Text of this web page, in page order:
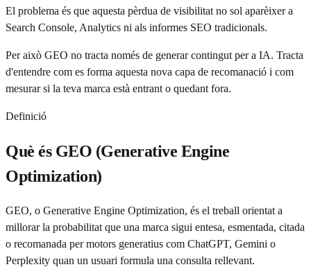
El problema és que aquesta pèrdua de visibilitat no sol aparèixer a
Search Console, Analytics ni als informes SEO tradicionals.
Per això GEO no tracta només de generar contingut per a IA. Tracta
d'entendre com es forma aquesta nova capa de recomanació i com
mesurar si la teva marca està entrant o quedant fora.
Definició
Què és GEO (Generative Engine
Optimization)
GEO, o Generative Engine Optimization, és el treball orientat a
millorar la probabilitat que una marca sigui entesa, esmentada, citada
o recomanada per motors generatius com ChatGPT, Gemini o
Perplexity quan un usuari formula una consulta rellevant.